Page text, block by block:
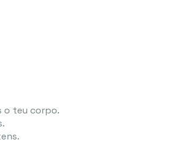
o teu corpo.